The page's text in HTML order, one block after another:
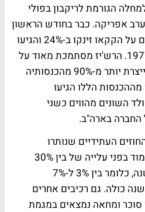
הגורמת לריקבון בפולי
אפריקה. כבר בחודש הראשון
של 2024, החוזים העתידיים על הקקאו זינקו ב-24% והגיעו
לרמה הגבוהה ביותר מאז 1977. הרש'יז מסתמכת מאוד על
הקקאו במוצריה. החברה מייצרת יותר מ-90% מהכנסותיה
בארה"ב, כאשר כמעט 90% מההכנסות הללו הגיעו
השונים מהווים כשני
בארה"ב.
העתידיים שנותרו
להרש'יז, החברה עשויה לעמוד בפני עלייה של בין 30%
ל-90% בעלויות הקקאו השנה, כלומר בין 3% ל-7%
כולה. גם רכיבים אחרים
ומחאה נמצאים במגמת